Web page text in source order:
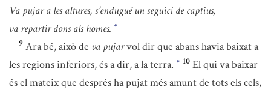
Va pujar a les altures, s’endugué un seguici de captius,
va repartir dons als homes. *
9 Ara bé, això de va pujarvol dir que abans havia baixat a
les regions inferiors, és a dir, a la terra. * 10 El qui va baixar
és el mateix que després ha pujat més amunt de tots els cels,